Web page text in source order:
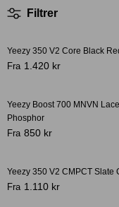
Jordans
Filtrer
-21%
Yeezy 350 V2 Core Black
Fra 1.420 kr
Yeezy Boost 700 MNVN
Phosphor
Fra 850 kr
Yeezy 350 V2 CMPCT Slate
Fra 1.110 kr